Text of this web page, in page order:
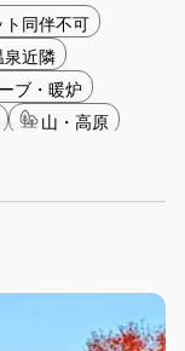
ト同伴不可
泉近隣
ブ・暖炉
山・高原